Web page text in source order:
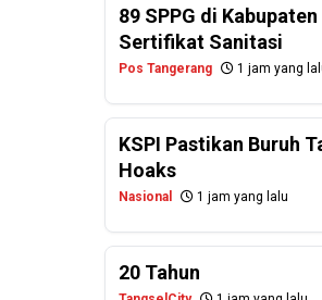
89 SPPG di
Sertifikat Sanitasi
Pos Tangerang 1 jam yang
KSPI Pastikan Buruh
Hoaks
Nasional 1 jam yang lalu
20 Tahun